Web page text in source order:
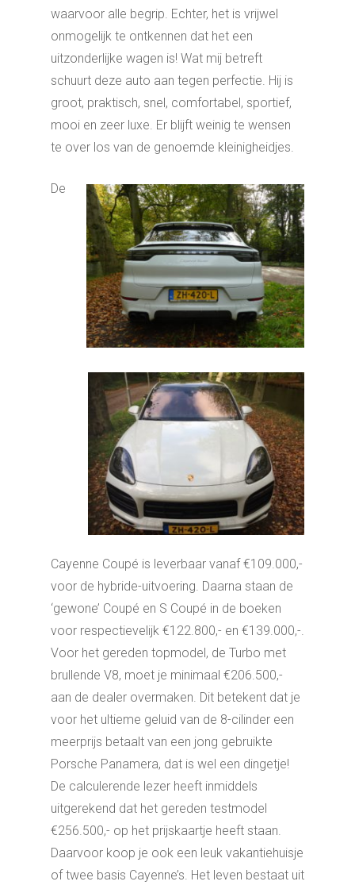
waarvoor alle begrip. Echter, het is vrijwel
onmogelijk te ontkennen dat het een
uitzonderlijke wagen is! Wat mij betreft
schuurt deze auto aan tegen perfectie. Hij is
groot, praktisch, snel, comfortabel, sportief,
mooi en zeer luxe. Er blijft weinig te wensen
te over los van de genoemde kleinigheidjes.
De
Cayenne Coupé is leverbaar vanaf €109.000,-
voor de hybride-uitvoering. Daarna staan de
‘gewone’ Coupé en S Coupé in de boeken
voor respectievelijk €122.800,- en €139.000,-.
Voor het gereden topmodel, de Turbo met
brullende V8, moet je minimaal €206.500,-
aan de dealer overmaken. Dit betekent dat je
voor het ultieme geluid van de 8-cilinder een
meerprijs betaalt van een jong gebruikte
Porsche Panamera, dat is wel een dingetje!
De calculerende lezer heeft inmiddels
uitgerekend dat het gereden testmodel
€256.500,- op het prijskaartje heeft staan.
Daarvoor koop je ook een leuk vakantiehuisje
of twee basis Cayenne’s. Het leven bestaat uit